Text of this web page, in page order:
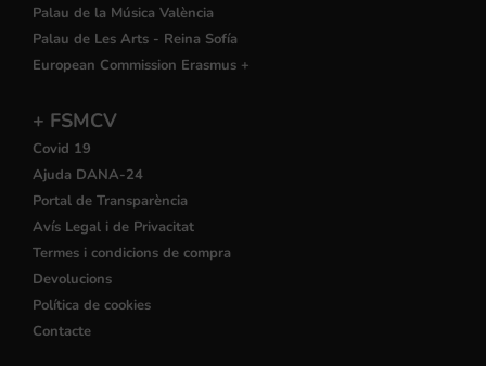
Palau de la Música València
Palau de Les Arts - Reina Sofía
European Commission Erasmus +
+ FSMCV
Covid 19
Ajuda DANA-24
Portal de Transparència
Avís Legal i de Privacitat
Termes i condicions de compra
Devolucions
Política de cookies
Contacte